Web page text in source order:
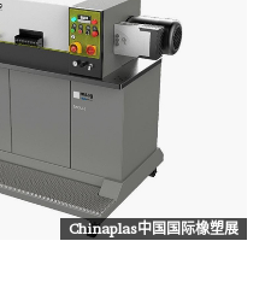
Chinaplas中国国际橡塑展